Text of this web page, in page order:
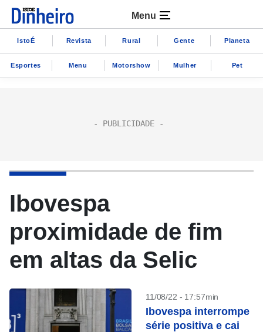
Menu
IstoÉ Revista Rural Gente Planeta
Esportes Menu Motorshow Mulher Pet
Ibovespa
proximidade de fim
em altas da Selic
11/08/22 - 17:57min
Ibovespa interrompe
série positiva e cai